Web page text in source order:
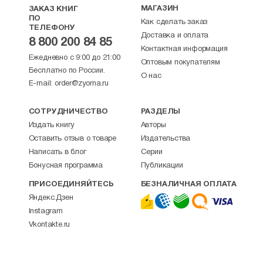
ЗАКАЗ КНИГ
ПО
ТЕЛЕФОНУ
8 800 200 84 85
Ежедневно с 9:00 до 21:00
Бесплатно по России.
E-mail: order@zyorna.ru
МАГАЗИН
Как сделать заказ
Доставка и оплата
Контактная информация
Оптовым покупателям
О нас
СОТРУДНИЧЕСТВО
Издать книгу
Оставить отзыв о товаре
Написать в блог
Бонусная программа
РАЗДЕЛЫ
Авторы
Издательства
Серии
Публикации
ПРИСОЕДИНЯЙТЕСЬ
Яндекс.Дзен
Instagram
Vkontakte.ru
БЕЗНАЛИЧНАЯ ОПЛАТА